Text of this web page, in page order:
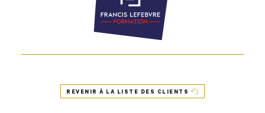
REVENIR À LA LISTE DES CLIENTS